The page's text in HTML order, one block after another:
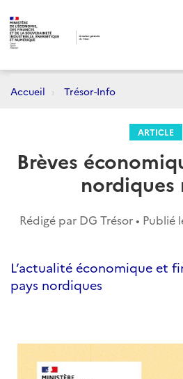
Accueil Trésor-Info
ARTICLE
Brèves
nordiques
Rédigé par DG Trésor • Publié
L’actualité économique et
pays nordiques